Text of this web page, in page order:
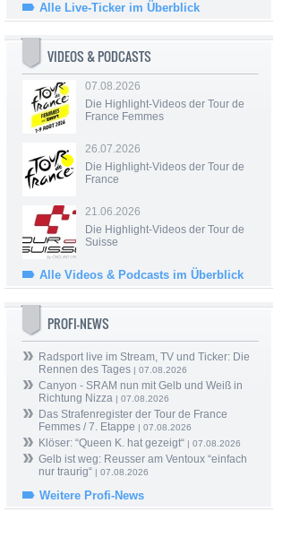
Alle Live-Ticker im Überblick
VIDEOS & PODCASTS
07.08.2026
Die Highlight-Videos der Tour de
France Femmes
26.07.2026
Die Highlight-Videos der Tour de
France
21.06.2026
Die Highlight-Videos der Tour de
Suisse
Alle Videos & Podcasts im Überblick
PROFI-NEWS
Radsport live im Stream, TV und Ticker: Die
Rennen des Tages | 07.08.2026
Canyon - SRAM nun mit Gelb und Weiß in
Richtung Nizza | 07.08.2026
Das Strafenregister der Tour de France
Femmes / 7. Etappe | 07.08.2026
Klöser: “Queen K. hat gezeigt“ | 07.08.2026
Gelb ist weg: Reusser am Ventoux “einfach
nur traurig“ | 07.08.2026
Weitere Profi-News